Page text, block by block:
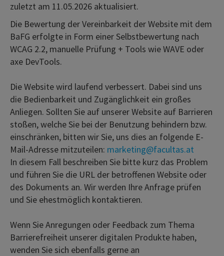
zuletzt am 11.05.2026 aktualisiert.
Die Bewertung der Vereinbarkeit der Website mit dem
BaFG erfolgte in Form einer Selbstbewertung nach
WCAG 2.2, manuelle Prüfung + Tools wie WAVE oder
axe DevTools.
Die Website wird laufend verbessert. Dabei sind uns
die Bedienbarkeit und Zugänglichkeit ein großes
Anliegen. Sollten Sie auf unserer Website auf Barrieren
stoßen, welche Sie bei der Benutzung behindern bzw.
einschränken, bitten wir Sie, uns dies an folgende E-
Mail-Adresse mitzuteilen: marketing@facultas.at
In diesem Fall beschreiben Sie bitte kurz das Problem
und führen Sie die URL der betroffenen Website oder
des Dokuments an. Wir werden Ihre Anfrage prüfen
und Sie ehestmöglich kontaktieren.
Wenn Sie Anregungen oder Feedback zum Thema
Barrierefreiheit unserer digitalen Produkte haben,
wenden Sie sich ebenfalls gerne an